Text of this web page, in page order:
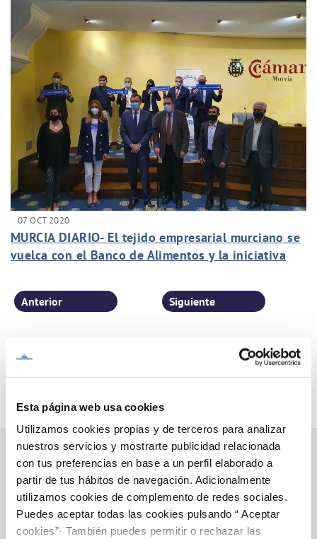
Esta página web usa cookies
Utilizamos cookies propias y de terceros para analizar
nuestros servicios y mostrarte publicidad relacionada
con tus preferencias en base a un perfil elaborado a
partir de tus hábitos de navegación. Adicionalmente
utilizamos cookies de complemento de redes sociales.
Puedes aceptar todas las cookies pulsando “ Aceptar
cookies”· También puedes permitir o rechazar las
07 OCT 2020
MURCIA DIARIO- El tejido empresarial murciano se
vuelca con el Banco de Alimentos y la iniciativa
Página 35 de 77
Anterior Siguiente
Inicio